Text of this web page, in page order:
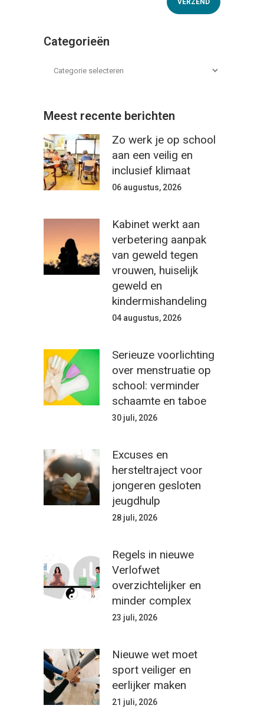
Categorieën
Meest recente berichten
Zo werk je op school
aan een veilig en
inclusief klimaat
06 augustus, 2026
Kabinet werkt aan
verbetering aanpak
van geweld tegen
vrouwen, huiselijk
geweld en
kindermishandeling
04 augustus, 2026
Serieuze voorlichting
over menstruatie op
school: verminder
schaamte en taboe
30 juli, 2026
Excuses en
hersteltraject voor
jongeren gesloten
jeugdhulp
28 juli, 2026
Regels in nieuwe
Verlofwet
overzichtelijker en
minder complex
23 juli, 2026
Nieuwe wet moet
sport veiliger en
eerlijker maken
21 juli, 2026